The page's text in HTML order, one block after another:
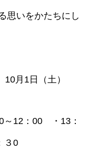
思いをかたちにし
月1日（土）
～12：00 ・13：
３0